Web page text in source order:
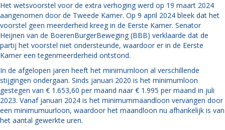
Het wetsvoorstel voor de extra verhoging werd op 19 maart 2024
aangenomen door de Tweede Kamer. Op 9 april 2024 bleek dat het
voorstel geen meerderheid kreeg in de Eerste Kamer. Senator
Heijnen van de BoerenBurgerBeweging (BBB) verklaarde dat de
partij het voorstel niet ondersteunde, waardoor er in de Eerste
Kamer een tegenmeerderheid ontstond.
In de afgelopen jaren heeft het minimumloon al verschillende
stijgingen ondergaan. Sinds januari 2020 is het minimumloon
gestegen van € 1.653,60 per maand naar € 1.995 per maand in juli
2023. Vanaf januari 2024 is het minimummaandloon vervangen door
een minimumuurloon, waardoor het maandloon nu afhankelijk is van
het aantal gewerkte uren.